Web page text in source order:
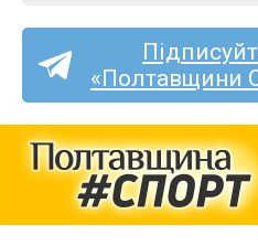
«Полтавщини